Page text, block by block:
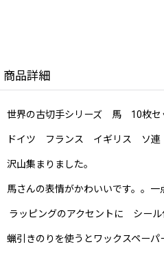
商品詳細
世界の古切手シリーズ 馬 10枚セ
ドイツ フランス イギリス ソ連
沢山集まりました。
馬さんの表情がかわいいです。。一
ラッピングのアクセントに シー
蝋引きのりを使うとワックスペー